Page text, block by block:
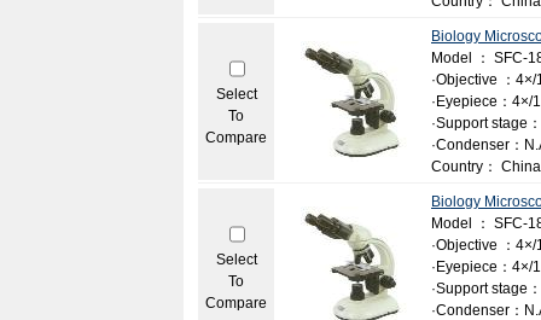
Select
To
Compare
Biology
Model ： SFC-
·Objective ：
·Eyepiece：4×/
·Support stage
·Condenser：
Country： China
Select
To
Compare
Biology
Model ： SFC-
·Objective ：
·Eyepiece：4×/
·Support stage
·Condenser：